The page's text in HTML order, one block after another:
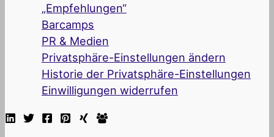
„Empfehlungen“
Barcamps
PR & Medien
Privatsphäre-Einstellungen ändern
Historie der Privatsphäre-Einstellungen
Einwilligungen widerrufen